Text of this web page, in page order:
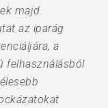
majd.
az iparág
a
felhasználásból